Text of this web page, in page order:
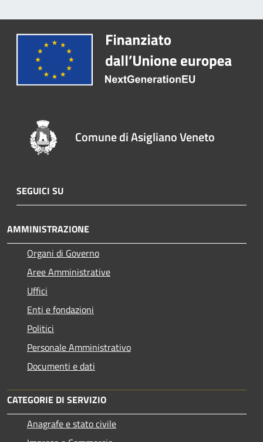
Comune di Asigliano Veneto
SEGUICI SU
AMMINISTRAZIONE
Organi di Governo
Aree Amministrative
Uffici
Enti e fondazioni
Politici
Personale Amministrativo
Documenti e dati
CATEGORIE DI SERVIZIO
Anagrafe e stato civile